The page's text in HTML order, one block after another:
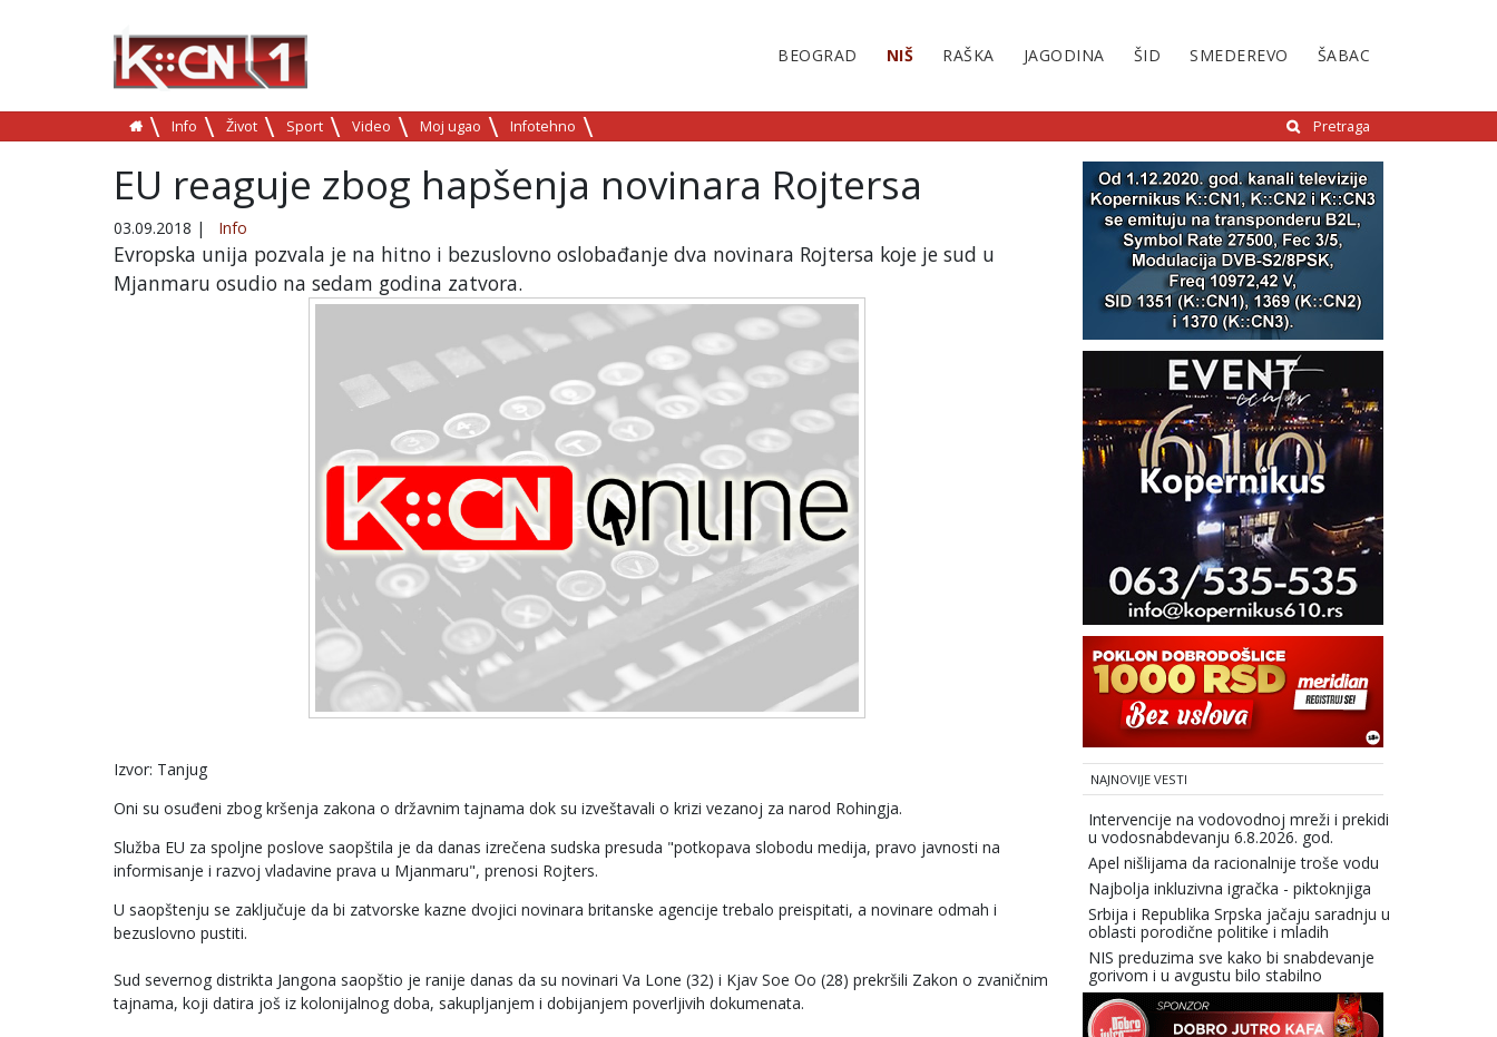
BEOGRAD NIŠ RAŠKA JAGODINA ŠID SMEDEREVO ŠABAC
Info Život Sport Video Moj ugao Infotehno Pretraga
EU reaguje zbog hapšenja novinara Rojtersa
03.09.2018 | Info
Evropska unija pozvala je na hitno i bezuslovno oslobađanje dva novinara Rojtersa koje je sud u
Mjanmaru osudio na sedam godina zatvora.
Izvor: Tanjug
Oni su osuđeni zbog kršenja zakona o državnim tajnama dok su izveštavali o krizi vezanoj za narod Rohingja.
Služba EU za spoljne poslove saopštila je da danas izrečena sudska presuda "potkopava slobodu medija, pravo javnosti na
informisanje i razvoj vladavine prava u Mjanmaru", prenosi Rojters.
U saopštenju se zaključuje da bi zatvorske kazne dvojici novinara britanske agencije trebalo preispitati, a novinare odmah i
bezuslovno pustiti.
Sud severnog distrikta Jangona saopštio je ranije danas da su novinari Va Lone (32) i Kjav Soe Oo (28) prekršili Zakon o zvaničnim
tajnama, koji datira još iz kolonijalnog doba, sakupljanjem i dobijanjem poverljivih dokumenata.
NAJNOVIJE VESTI
Intervencije na vodovodnoj mreži i prekidi
u vodosnabdevanju 6.8.2026. god.
Apel nišlijama da racionalnije troše vodu
Najbolja inkluzivna igračka - piktoknjiga
Srbija i Republika Srpska jačaju saradnju u
oblasti porodične politike i mladih
NIS preduzima sve kako bi snabdevanje
gorivom i u avgustu bilo stabilno